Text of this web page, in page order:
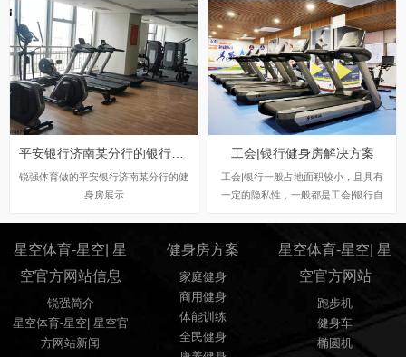
您提供舒华、乔山和艾力斯特等国内外
优质品牌的健身器材优选选择，更多优
惠和配置方案推荐，请到我们的旗舰店
实地查看或拨打我们专业健身器材营销
顾问电话，我们将竭诚为您服务！
为您提供舒华、乔山和艾力斯特等国内
外优质品牌的健身器材优选选择，更多
优惠和配置方案推荐，请到我们的旗舰
店实地查看或拨打我们专业健身器材营
销顾问电话，我们将竭诚为您服务！
锐强体育做的平安银行济南某分行的健
身房展示
工会|银行健身房解决方案
工会|银行一般占地面积较小，且具有
一定的隐私性，一般都是工会|银行自
专注健身运动器材,专业销售跑步机、
健身车、健身房器械、户外健身路径、
篮球架、室内健身器材等，专业配置商
业健身房、企事业单位、酒店、会所、
部队、学校等健身器材，全民健身工程
指定室外健身路径厂家！咨询热线：0
星空体育-星空| 星
空官方网站信息
锐强简介
星空体育-星空| 星空官
方网站新闻
健身房方案
家庭健身
商用健身
体能训练
全民健身
星空体育-星空| 星
空官方网站
跑步机
健身车
椭圆机